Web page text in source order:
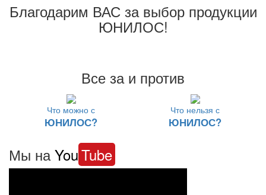
Благодарим ВАС за выбор продукции
ЮНИЛОС!
Все за и против
Что можно с
ЮНИЛОС?
Что нельзя с
ЮНИЛОС?
Мы наYouTube